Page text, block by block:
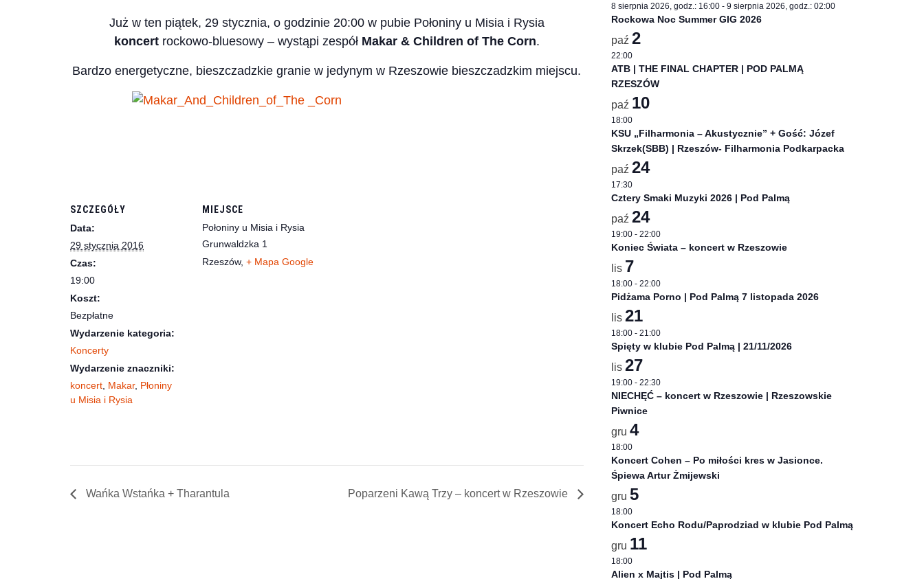
Już w ten piątek, 29 stycznia, o godzinie 20:00 w pubie Połoniny u Misia i Rysia
koncertrockowo-bluesowy – wystąpi zespół Makar & Children of The Corn.
Bardzo energetyczne, bieszczadzkie granie w jedynym w Rzeszowie bieszczadzkim miejscu.
SZCZEGÓŁY
Data:
29 stycznia 2016
Czas:
19:00
Koszt:
Bezpłatne
Wydarzenie kategoria:
Koncerty
Wydarzenie znaczniki:
koncert Makar, Płoniny
u Misia i Rysia
MIEJSCE
Połoniny u Misia i Rysia
Grunwaldzka 1
Rzeszów, + Mapa Google
Wańka Wstańka + Tharantula Poparzeni Kawą Trzy – koncert w Rzeszowie
8 sierpnia 2026, godz.: 16:00- 9 sierpnia 2026, godz.: 02:00
Rockowa Noc Summer GIG 2026
paź 2
22:00
ATB | THE FINAL CHAPTER | POD PALMĄ
RZESZÓW
paź 10
18:00
KSU „Filharmonia – Akustycznie” + Gość: Józef
Skrzek(SBB) | Rzeszów- Filharmonia Podkarpacka
paź 24
17:30
Cztery Smaki Muzyki 2026 | Pod Palmą
paź 24
19:00- 22:00
Koniec Świata – koncert w Rzeszowie
lis 7
18:00- 22:00
Pidżama Porno | Pod Palmą 7 listopada 2026
lis 21
18:00- 21:00
Spięty w klubie Pod Palmą | 21/11/2026
lis 27
19:00- 22:30
NIECHĘĆ – koncert w Rzeszowie | Rzeszowskie
Piwnice
gru 4
18:00
Koncert Cohen – Po miłości kres w Jasionce.
Śpiewa Artur Żmijewski
gru 5
18:00
Koncert Echo Rodu/Paprodziad w klubie Pod Palmą
gru 11
18:00
Alien x Majtis | Pod Palmą